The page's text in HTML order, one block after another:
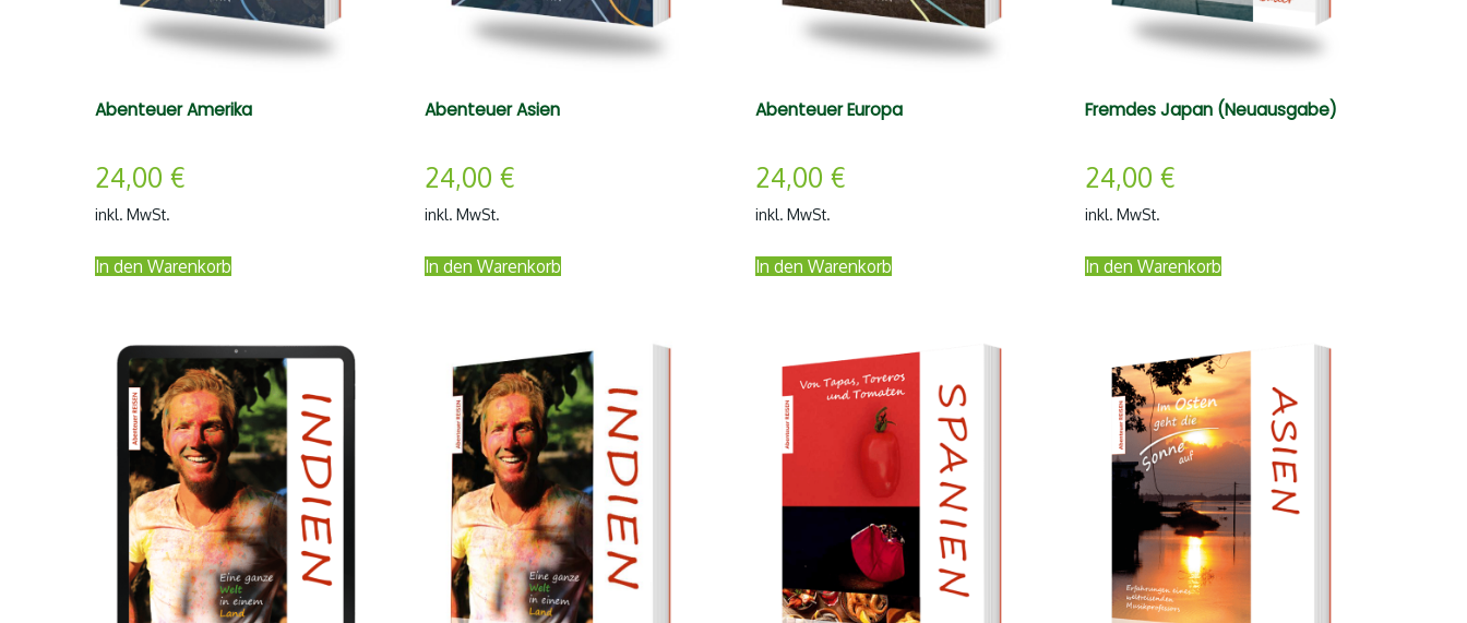
Abenteuer Amerika
24,00 €
inkl. MwSt.
In den Warenkorb
Abenteuer Asien
24,00 €
inkl. MwSt.
In den Warenkorb
Abenteuer Europa
24,00 €
inkl. MwSt.
In den Warenkorb
Fremdes Japan (Neuausgabe)
24,00 €
inkl. MwSt.
In den Warenkorb